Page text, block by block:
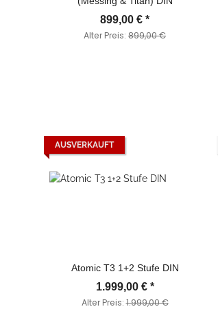
899,00 € *
Alter Preis: 899,00 €
AUSVERKAUFT
Atomic T3 1+2 Stufe DIN
1.999,00 € *
Alter Preis:1.999,00 €